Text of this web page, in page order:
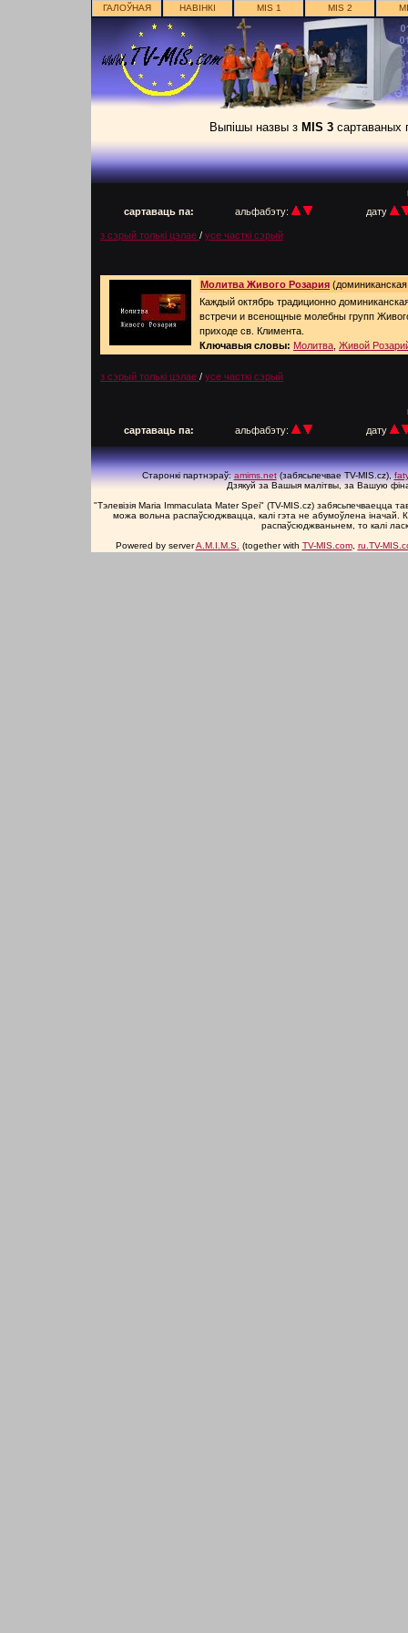
ГАЛОЎНАЯ НАВІНКІ MIS 1 MIS 2
Выпішы назвы з MIS 3сартаваных
сартаваць па:
альфабэту: дату
з сэрый толькі цэлае / усе часткі сэрый
Молитва Живого Розария
Каждый октябрь традиционно
встречи и всенощные молебны групп
приходе св. Климента.
Ключавыя словы: Молитва Живой
з сэрый толькі цэлае / усе часткі сэрый
сартаваць па:
альфабэту: дату
Старонкі партнэраў:amims.net(забясьпечвае TV-MIS.cz),
Дзякуй за Вашыя малітвы, за Вашую
"Тэлевізія Maria Immaculata Mater Spei" (TV-MIS.cz) забясьпечваецца
можа вольна распаўсюджвацца, калі гэта не абумоўлена іначай.
распаўсюджваньнем, то калі
Powered by serverA.M.I.M.S. (together with TV-MIS.com, ru.TV-